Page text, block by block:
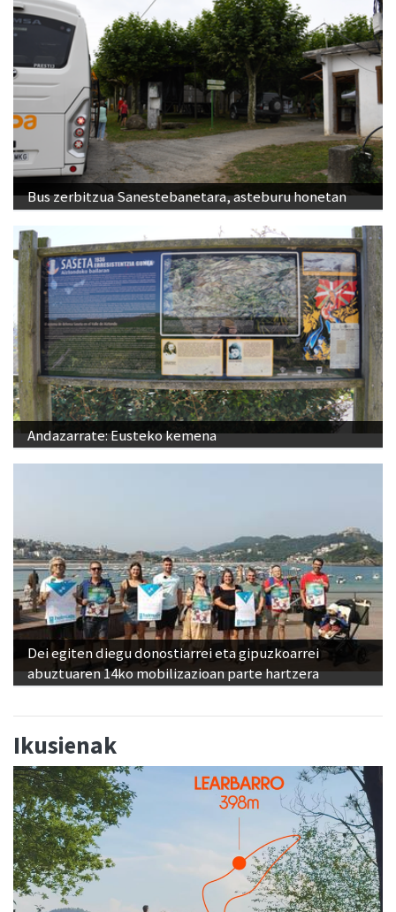
Bus zerbitzua Sanestebanetara, asteburu honetan
Andazarrate: Eusteko kemena
Dei egiten diegu donostiarrei eta gipuzkoarrei
abuztuaren 14ko mobilizazioan parte hartzera
Ikusienak